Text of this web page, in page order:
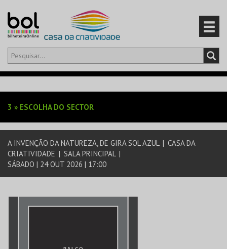
Olá,iniciar sessão
EVENTOS
CARTÕES
PRODUTOS
3 » ESCOLHA DO SECTOR
A INVENÇÃO DA NATUREZA, DE GIRA SOL AZUL | CASA DA
CRIATIVIDADE | SALA PRINCIPAL |
SÁBADO | 24 OUT 2026 | 17:00